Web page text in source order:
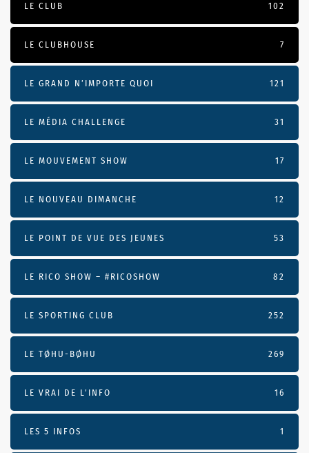
LE CLUB 102
LE CLUBHOUSE 7
LE GRAND N’IMPORTE QUOI 121
LE MÉDIA CHALLENGE 31
LE MOUVEMENT SHOW 17
LE NOUVEAU DIMANCHE 12
LE POINT DE VUE DES JEUNES 53
LE RICO SHOW – #RICOSHOW 82
LE SPORTING CLUB 252
LE TØHU-BØHU 269
LE VRAI DE L’INFO 16
LES 5 INFOS 1